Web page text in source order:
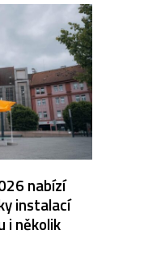
nabízí
instalací
i několik